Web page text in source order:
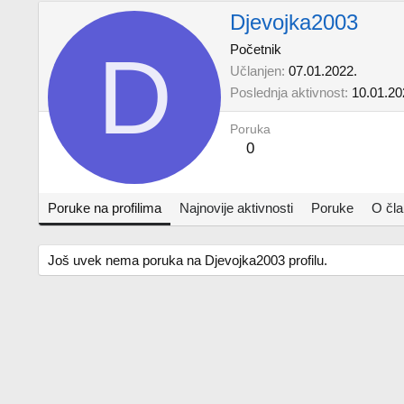
D
Djevojka2003
Početnik
Učlanjen 07.01.2022.
Poslednja aktivnost
Poruka
0
Poruke na profilima Najnovije aktivnosti Poruke O
Još uvek nema poruka na Djevojka2003 profilu.